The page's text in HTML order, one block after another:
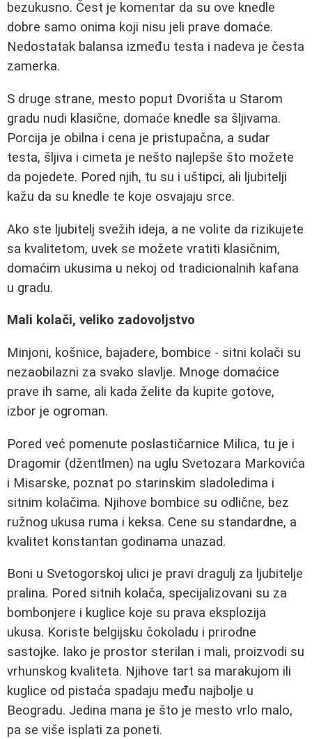
bezukusno. Čest je komentar da su ove knedle
dobre samo onima koji nisu jeli prave domaće.
Nedostatak balansa između testa i nadeva je česta
zamerka.
S druge strane, mesto poput Dvorišta u Starom
gradu nudi klasične, domaće knedle sa šljivama.
Porcija je obilna i cena je pristupačna, a sudar
testa, šljiva i cimeta je nešto najlepše što možete
da pojedete. Pored njih, tu su i uštipci, ali ljubitelji
kažu da su knedle te koje osvajaju srce.
Ako ste ljubitelj svežih ideja, a ne volite da rizikujete
sa kvalitetom, uvek se možete vratiti klasičnim,
domaćim ukusima u nekoj od tradicionalnih kafana
u gradu.
Mali kolači, veliko zadovoljstvo
Minjoni, košnice, bajadere, bombice - sitni kolači su
nezaobilazni za svako slavlje. Mnoge domaćice
prave ih same, ali kada želite da kupite gotove,
izbor je ogroman.
Pored već pomenute poslastičarnice Milica, tu je i
Dragomir (džentlmen) na uglu Svetozara Markovića
i Misarske, poznat po starinskim sladoledima i
sitnim kolačima. Njihove bombice su odlične, bez
ružnog ukusa ruma i keksa. Cene su standardne, a
kvalitet konstantan godinama unazad.
Boni u Svetogorskoj ulici je pravi dragulj za ljubitelje
pralina. Pored sitnih kolača, specijalizovani su za
bombonjere i kuglice koje su prava eksplozija
ukusa. Koriste belgijsku čokoladu i prirodne
sastojke. Iako je prostor sterilan i mali, proizvodi su
vrhunskog kvaliteta. Njihove tart sa marakujom ili
kuglice od pistaća spadaju među najbolje u
Beogradu. Jedina mana je što je mesto vrlo malo,
pa se više isplati za poneti.